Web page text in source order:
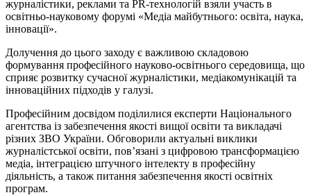
журналістики, реклами та PR-технологій взяли участь в
освітньо-науковому форумі «Медіа майбутнього: освіта, наука,
інновації».
Долучення до цього заходу є важливою складовою
формування професійного науково-освітнього середовища, що
сприяє розвитку сучасної журналістики, медіакомунікацій та
інноваційних підходів у галузі.
Професійним досвідом поділилися експерти Національного
агентства із забезпечення якості вищої освіти та викладачі
різних ЗВО України. Обговорили актуальні виклики
журналістської освіти, пов’язані з цифровою трансформацією
медіа, інтеграцією штучного інтелекту в професійну
діяльність, а також питання забезпечення якості освітніх
програм.